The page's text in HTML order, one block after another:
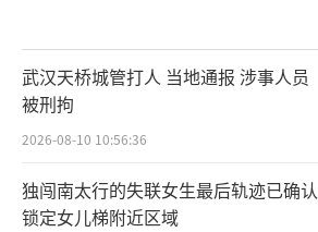
武汉天桥城管打人 当地通报 涉事人员
被刑拘
2026-08-10 10:56:36
独闯南太行的失联女生最后轨迹已确认
锁定女儿梯附近区域